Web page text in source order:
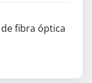
fibra óptica